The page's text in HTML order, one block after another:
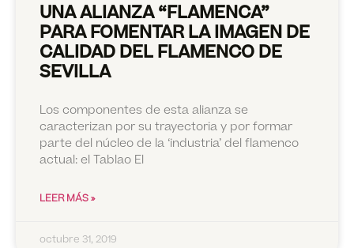
UNA ALIANZA “FLAMENCA”
PARA FOMENTAR LA IMAGEN DE
CALIDAD DEL FLAMENCO DE
SEVILLA
Los componentes de esta alianza se
caracterizan por su trayectoria y por formar
parte del núcleo de la ‘industria’ del flamenco
actual: el Tablao El
LEER MÁS »
octubre 31, 2019